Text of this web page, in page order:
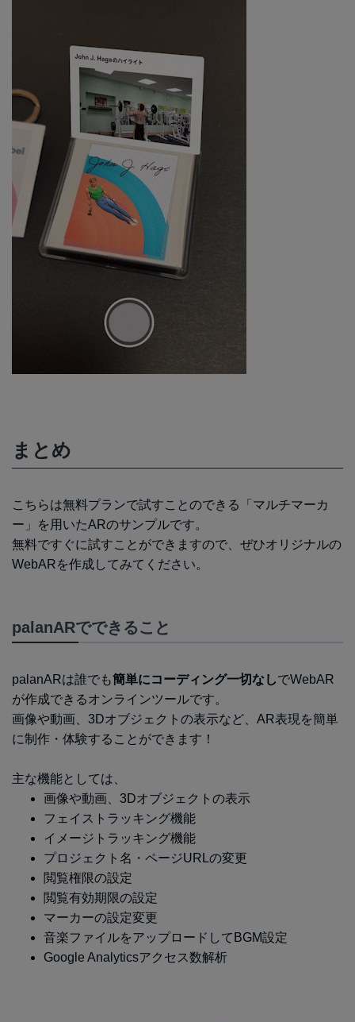
まとめ
こちらは無料プランで試すことのできる「マルチマーカ
ー」を用いたARのサンプルです。
無料ですぐに試すことができますので、ぜひオリジナルの
WebARを作成してみてください。
palanARでできること
palanARは誰でも簡単にコーディング一切なしでWebAR
が作成できるオンラインツールです。
画像や動画、3Dオブジェクトの表示など、AR表現を簡単
に制作・体験することができます！
主な機能としては、
画像や動画、3Dオブジェクトの表示
フェイストラッキング機能
イメージトラッキング機能
プロジェクト名・ページURLの変更
閲覧権限の設定
閲覧有効期限の設定
マーカーの設定変更
音楽ファイルをアップロードしてBGM設定
Google Analyticsアクセス数解析